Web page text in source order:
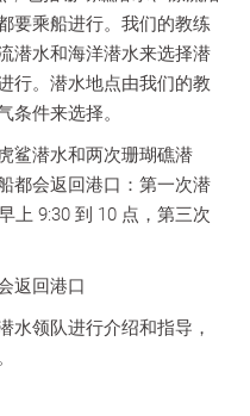
要乘船进行。我们的教练
潜水和海洋潜水来选择潜
行。潜水地点由我们的教
条件来选择。
鲨潜水和两次珊瑚礁潜
都会返回港口：第一次潜
上 9:30 到 10 点，第三次
返回港口
水领队进行介绍和指导，